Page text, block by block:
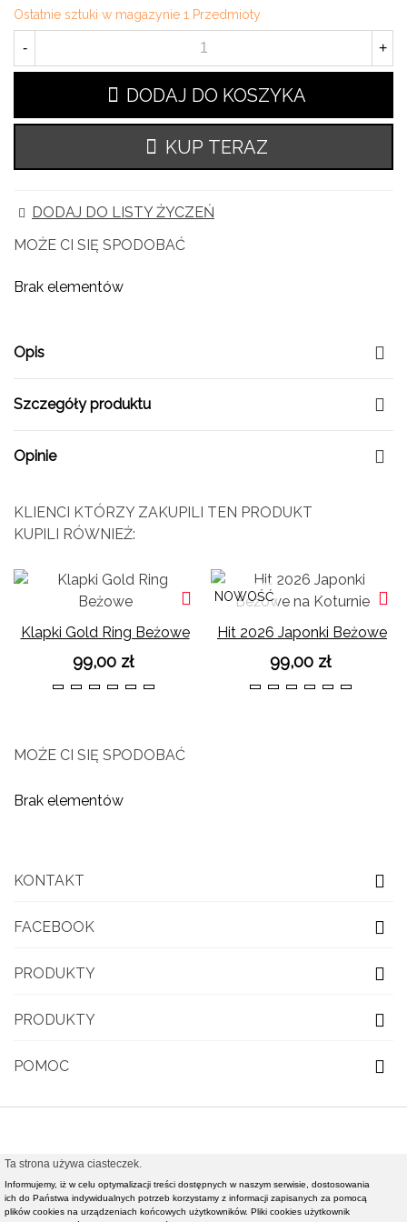
Ostatnie sztuki w magazynie 1 Przedmioty
- +
DODAJ DO KOSZYKA
KUP TERAZ
DODAJ DO LISTY ŻYCZEŃ
MOŻE CI SIĘ SPODOBAĆ
Brak elementów
Opis
Szczegóły produktu
Opinie
KLIENCI KTÓRZY ZAKUPILI TEN PRODUKT
KUPILI RÓWNIEŻ:
Klapki Gold Ring Beżowe
99,00 zł
363738394041
NOWOŚĆ
Hit 2026 Japonki Beżowe
na Koturnie
99,00 zł
363738394041
MOŻE CI SIĘ SPODOBAĆ
Brak elementów
KONTAKT
FACEBOOK
PRODUKTY
PRODUKTY
POMOC
© 2021 OBUWIE TOP MODA - Modna obuwie damskie,
nowości rynkowe światowej klasy mody - Realizacja i
Ta strona używa ciasteczek.
Informujemy, iż w celu optymalizacji treści dostępnych w naszym serwisie, dostosowania
ich do Państwa indywidualnych potrzeb korzystamy z informacji zapisanych za pomocą
plików cookies na urządzeniach końcowych użytkowników. Pliki cookies użytkownik